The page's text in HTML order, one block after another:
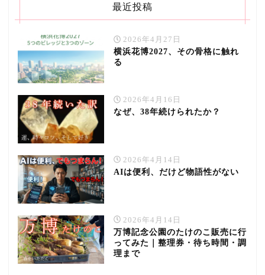
最近投稿
2026年4月27日
横浜花博2027、その骨格に触れ
る
2026年4月16日
なぜ、38年続けられたか？
2026年4月14日
AIは便利、だけど物語性がない
2026年4月14日
万博記念公園のたけのこ販売に行
ってみた｜整理券・待ち時間・調
理まで